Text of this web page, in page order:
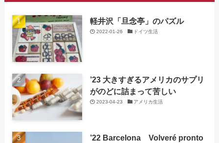
軽井沢「旦念亭」のパズル
2022-01-26 ドイツ生活
’23 大きすぎるアメリカのサプリ
がのどに詰まって苦しい
2023-04-23 アメリカ生活
’22 Barcelona Volveré pronto